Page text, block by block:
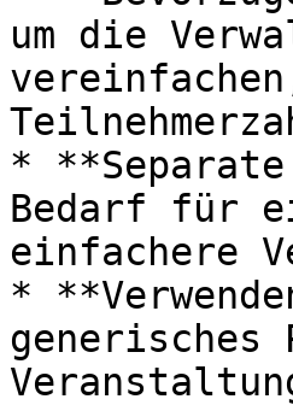
um die
* **Separate
Bedarf für
einfachere
*